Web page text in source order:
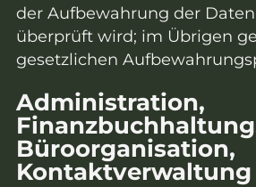
der Aufbewahrung der
überprüft wird; im Übrigen
gesetzlichen
Administration,
Büroorganisation,
Kontaktverwaltung